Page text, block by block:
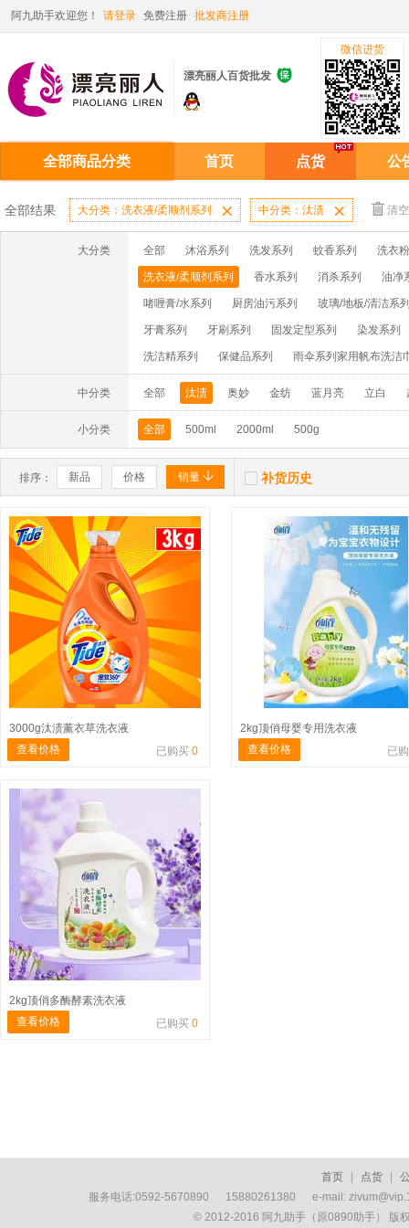
阿九助手欢迎您！ 请登录 免费注册 批发商注册
漂亮丽人百货批发 
微信进货
全部商品分类 首页 点货 公
全部结果 大分类：洗衣液/柔顺剂系列  中分类：汰渍  清
大分类 全部 沐浴系列 洗发系列 蚊香系列 洗衣
洗衣液/柔顺剂系列 香水系列 消杀系列 油净
啫喱膏/水系列 厨房油污系列 玻璃/地板/清洁系
牙膏系列 牙刷系列 固发定型系列 染发系列
洗洁精系列 保健品系列 雨伞系列家用帆布洗洁
中分类 全部 汰渍 奥妙 金纺 蓝月亮 立白
小分类 全部 500ml 2000ml 500g
排序： 新品 价格 销量   补货历史
3000g汰渍薰衣草洗衣液
查看价格
已购买 0
2kg顶俏母婴专用洗衣液
查看价格
已
2kg顶俏多酶酵素洗衣液
查看价格
已购买 0
首页 点货
服务电话:0592-5670890 15880261380 e-mail:
© 2012-2016 阿九助手（原0890助手） 版